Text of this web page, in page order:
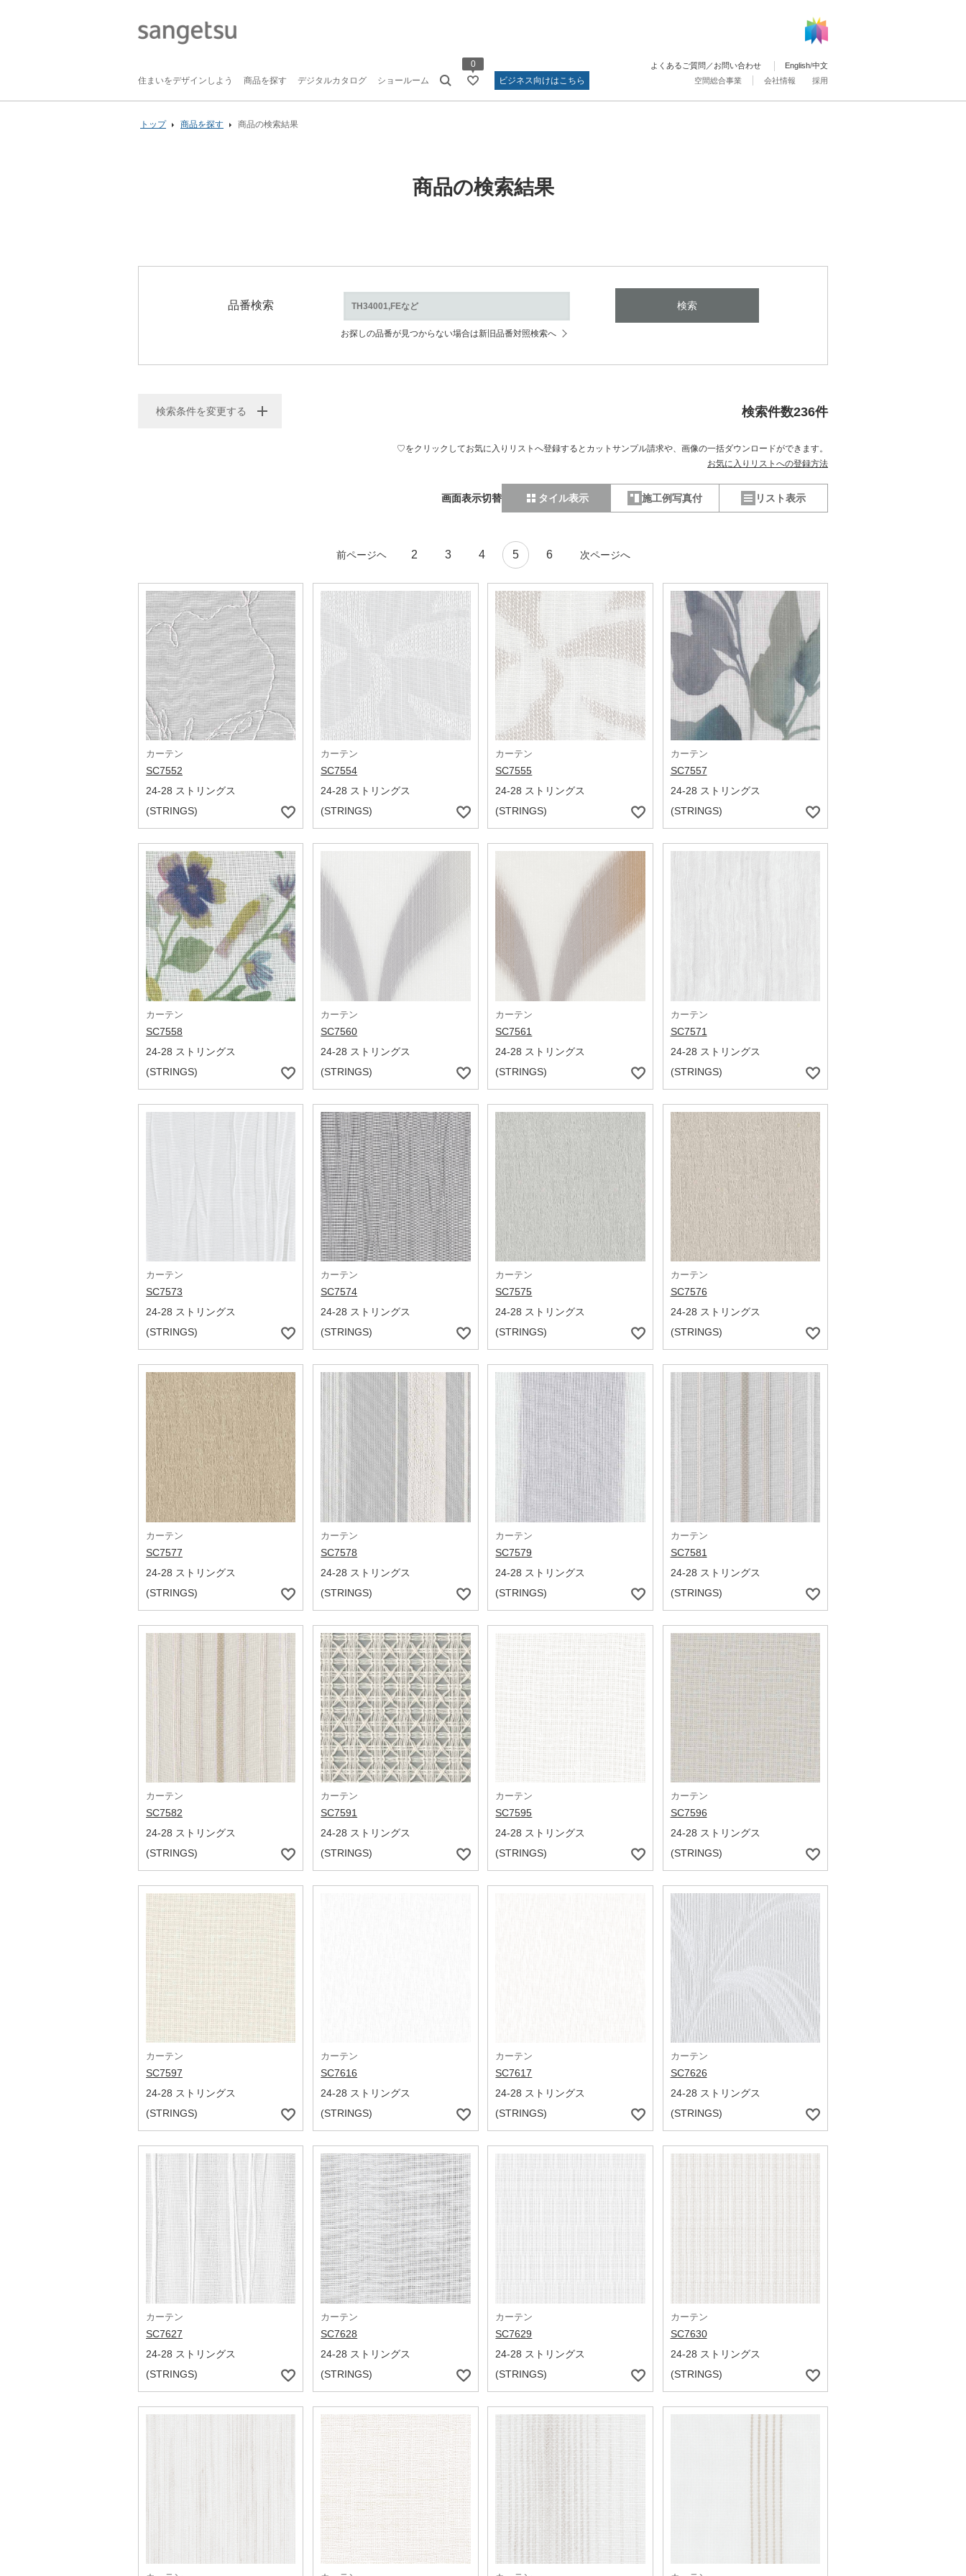
住まいをデザインしよう 商品を探す デジタルカタログ ショールーム
0
ビジネス向けはこちら
空間総合事業 会社情報 採用
よくあるご質問／お問い合わせ English/中文
トップ 商品を探す 商品の検索結果
商品の検索結果
品番検索 検索
お探しの品番が見つからない場合は新旧品番対照検索へ
検索条件を変更する 検索件数236件
♡をクリックしてお気に入りリストへ登録するとカットサンプル請求や、 画像の一括ダウンロードができます。
お気に入りリストへの登録方法
画面表示切替 タイル表示 施工例写真付 リスト表示
前ページヘ 2 3 4 5 6 次ページへ
カーテン
SC7552
24-28 ストリングス
(STRINGS)
カーテン
SC7554
24-28 ストリングス
(STRINGS)
カーテン
SC7555
24-28 ストリングス
(STRINGS)
カーテン
SC7557
24-28 ストリングス
(STRINGS)
カーテン
SC7558
24-28 ストリングス
(STRINGS)
カーテン
SC7560
24-28 ストリングス
(STRINGS)
カーテン
SC7561
24-28 ストリングス
(STRINGS)
カーテン
SC7571
24-28 ストリングス
(STRINGS)
カーテン
SC7573
24-28 ストリングス
(STRINGS)
カーテン
SC7574
24-28 ストリングス
(STRINGS)
カーテン
SC7575
24-28 ストリングス
(STRINGS)
カーテン
SC7576
24-28 ストリングス
(STRINGS)
カーテン
SC7577
24-28 ストリングス
(STRINGS)
カーテン
SC7578
24-28 ストリングス
(STRINGS)
カーテン
SC7579
24-28 ストリングス
(STRINGS)
カーテン
SC7581
24-28 ストリングス
(STRINGS)
カーテン
SC7582
24-28 ストリングス
(STRINGS)
カーテン
SC7591
24-28 ストリングス
(STRINGS)
カーテン
SC7595
24-28 ストリングス
(STRINGS)
カーテン
SC7596
24-28 ストリングス
(STRINGS)
カーテン
SC7597
24-28 ストリングス
(STRINGS)
カーテン
SC7616
24-28 ストリングス
(STRINGS)
カーテン
SC7617
24-28 ストリングス
(STRINGS)
カーテン
SC7626
24-28 ストリングス
(STRINGS)
カーテン
SC7627
24-28 ストリングス
(STRINGS)
カーテン
SC7628
24-28 ストリングス
(STRINGS)
カーテン
SC7629
24-28 ストリングス
(STRINGS)
カーテン
SC7630
24-28 ストリングス
(STRINGS)